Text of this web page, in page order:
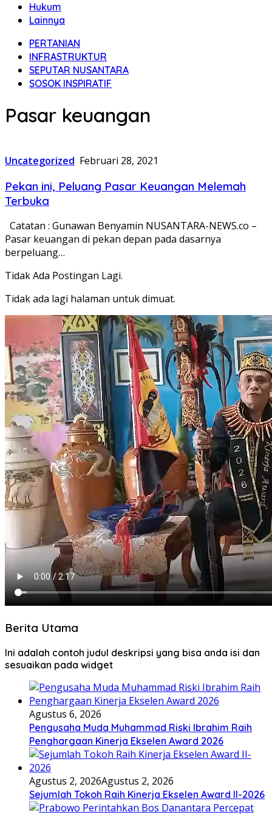
Hukum
Lainnya
PERTANIAN
INFRASTRUKTUR
SEPUTAR NUSANTARA
SOSOK INSPIRATIF
Pasar keuangan
Uncategorized Februari 28, 2021
Pekan ini, Peluang Pasar Keuangan Melemah
Terbuka
Catatan : Gunawan Benyamin NUSANTARA-NEWS.co –
Pasar keuangan di pekan depan pada dasarnya
berpeluang…
Tidak Ada Postingan Lagi.
Tidak ada lagi halaman untuk dimuat.
Berita Utama
Ini adalah contoh judul deskripsi yang bisa anda isi dan
sesuaikan pada widget
Agustus 6, 2026
Pengusaha Muda Muhammad Riski Ibrahim Raih
Penghargaan Kinerja Ekselen Award 2026
Agustus 2, 2026Agustus 2, 2026
Sejumlah Tokoh Raih Kinerja Ekselen Award II-2026